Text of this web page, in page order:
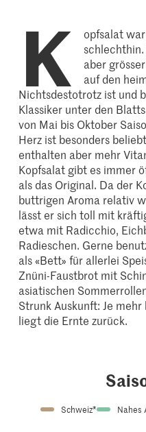
K
opfsalat
aber
auf den
Nichtsdestotrotz ist und
Klassiker unter den
von Mai bis Oktober
Herz ist besonders
enthalten aber mehr
Kopfsalat gibt es immer
als das Original. Da der
buttrigen Aroma relativ
lässt er sich toll mit
etwa mit Radicchio,
Radieschen. Gerne
als «Bett» für allerlei
Znüni-Faustbrot mit
asiatischen
Strunk Auskunft: Je
liegt die Ernte zurück.
Schweiz* Nahes